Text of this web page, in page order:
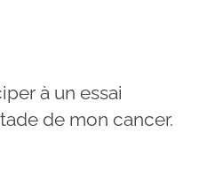
à un essai
de mon cancer.